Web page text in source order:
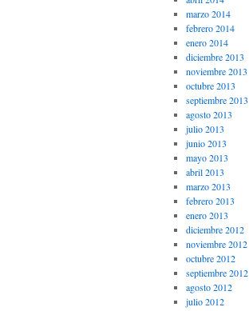
marzo 2014
febrero 2014
enero 2014
diciembre 2013
noviembre 2013
octubre 2013
septiembre 2013
agosto 2013
julio 2013
junio 2013
mayo 2013
abril 2013
marzo 2013
febrero 2013
enero 2013
diciembre 2012
noviembre 2012
octubre 2012
septiembre 2012
agosto 2012
julio 2012